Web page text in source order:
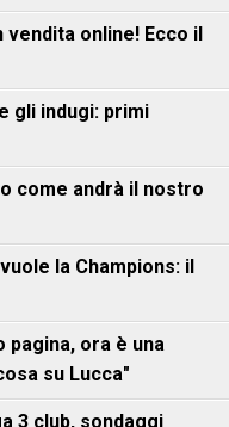
vendita online! Ecco il
gli indugi: primi
come andrà il nostro
la Champions: il
pagina, ora è una
su Lucca"
3 club, sondaggi